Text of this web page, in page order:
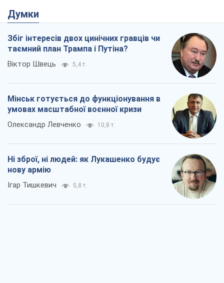
Думки
Збіг інтересів двох цинічних гравців чи
таємний план Трампа і Путіна?
Віктор Швець 5,4 т.
Мінськ готується до функціонування в
умовах масштабної воєнної кризи
Олександр Левченко 10,8 т.
Ні зброї, ні людей: як Лукашенко будує
нову армію
Ігар Тишкевич 5,8 т.